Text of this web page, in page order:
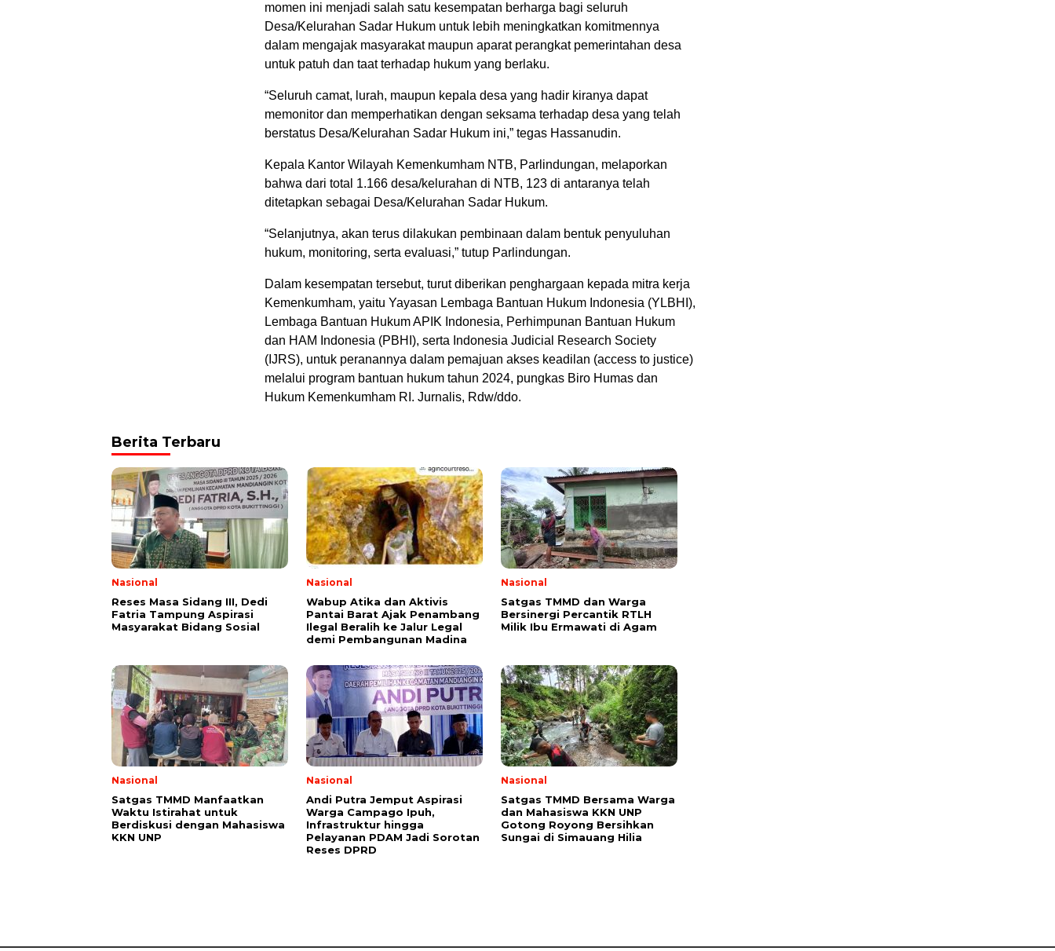
momen ini menjadi salah satu kesempatan berharga bagi seluruh
Desa/Kelurahan Sadar Hukum untuk lebih meningkatkan komitmennya
dalam mengajak masyarakat maupun aparat perangkat pemerintahan desa
untuk patuh dan taat terhadap hukum yang berlaku.
“Seluruh camat, lurah, maupun kepala desa yang hadir kiranya dapat
memonitor dan memperhatikan dengan seksama terhadap desa yang telah
berstatus Desa/Kelurahan Sadar Hukum ini,” tegas Hassanudin.
Kepala Kantor Wilayah Kemenkumham NTB, Parlindungan, melaporkan
bahwa dari total 1.166 desa/kelurahan di NTB, 123 di antaranya telah
ditetapkan sebagai Desa/Kelurahan Sadar Hukum.
“Selanjutnya, akan terus dilakukan pembinaan dalam bentuk penyuluhan
hukum, monitoring, serta evaluasi,” tutup Parlindungan.
Dalam kesempatan tersebut, turut diberikan penghargaan kepada mitra kerja
Kemenkumham, yaitu Yayasan Lembaga Bantuan Hukum Indonesia (YLBHI),
Lembaga Bantuan Hukum APIK Indonesia, Perhimpunan Bantuan Hukum
dan HAM Indonesia (PBHI), serta Indonesia Judicial Research Society
(IJRS), untuk peranannya dalam pemajuan akses keadilan (access to justice)
melalui program bantuan hukum tahun 2024, pungkas Biro Humas dan
Hukum Kemenkumham RI. Jurnalis, Rdw/ddo.
Berita Terbaru
Nasional
Reses Masa Sidang III, Dedi
Fatria Tampung Aspirasi
Masyarakat Bidang Sosial
Nasional
Wabup Atika dan Aktivis
Pantai Barat Ajak Penambang
Ilegal Beralih ke Jalur Legal
demi Pembangunan Madina
Nasional
Satgas TMMD dan Warga
Bersinergi Percantik RTLH
Milik Ibu Ermawati di Agam
Nasional
Satgas TMMD Manfaatkan
Waktu Istirahat untuk
Berdiskusi dengan Mahasiswa
KKN UNP
Nasional
Andi Putra Jemput Aspirasi
Warga Campago Ipuh,
Infrastruktur hingga
Pelayanan PDAM Jadi Sorotan
Reses DPRD
Nasional
Satgas TMMD Bersama Warga
dan Mahasiswa KKN UNP
Gotong Royong Bersihkan
Sungai di Simauang Hilia